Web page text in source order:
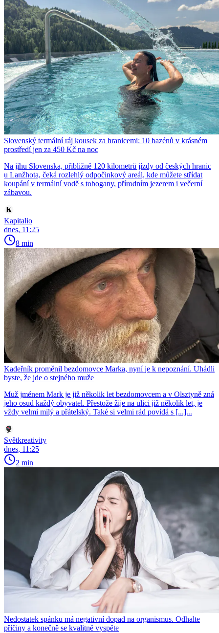
Slovenský termální ráj kousek za hranicemi: 10 bazénů v krásném
prostředí jen za 450 Kč na noc
Na jihu Slovenska, přibližně 120 kilometrů jízdy od českých hranic
u Lanžhota, čeká rozlehlý odpočinkový areál, kde můžete střídat
koupání v termální vodě s tobogany, přírodním jezerem i večerní
zábavou.
Kapitalio
dnes, 11:25
8 min
Kadeřník proměnil bezdomovce Marka, nyní je k nepoznání. Uhádli
byste, že jde o stejného muže
Muž jménem Mark je již několik let bezdomovcem a v Olsztyně zná
jeho osud každý obyvatel. Přestože žije na ulici již několik let, je
vždy velmi milý a přátelský. Také si velmi rád povídá s [...]...
Světkreativity
dnes, 11:25
2 min
Nedostatek spánku má negativní dopad na organismus. Odhalte
příčiny a konečně se kvalitně vyspěte